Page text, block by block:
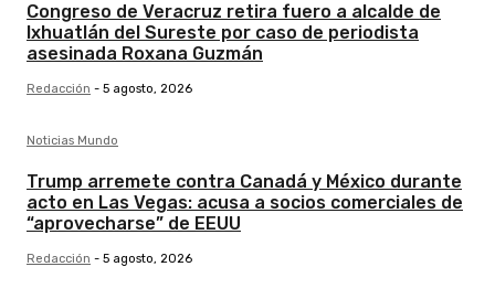
Congreso de Veracruz retira fuero a alcalde de
Ixhuatlán del Sureste por caso de periodista
asesinada Roxana Guzmán
Redacción - 5 agosto, 2026
Noticias Mundo
Trump arremete contra Canadá y México durante
acto en Las Vegas: acusa a socios comerciales de
“aprovecharse” de EEUU
Redacción - 5 agosto, 2026